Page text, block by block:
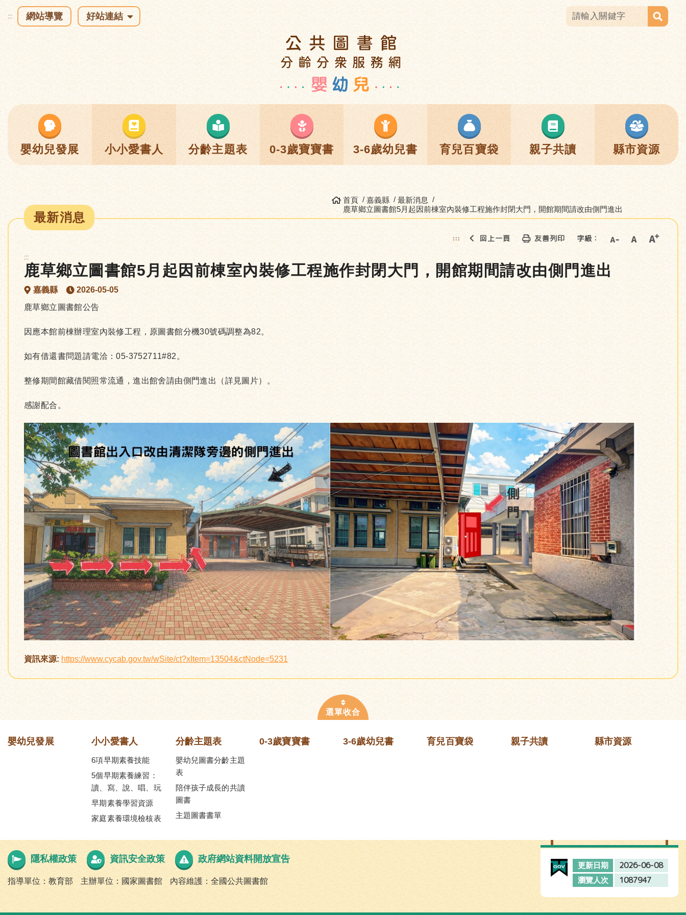
::: 網站導覽 好站連結
嬰幼兒發展 小小愛書人 分齡主題表 0-3歲寶寶書 3-6歲幼兒書 育兒百寶袋 親子共讀 縣市資源
首頁 嘉義縣
最新消息
鹿草鄉立圖書館5月起因前棟室內裝修工程施作封閉大門，開館期間請改由側門進出
最新消息
::: 回上一頁 友善列印 字級：
:::
鹿草鄉立圖書館5月起因前棟室內裝修工程施作封閉大門，開館期間請改由側門進出
嘉義縣
2026-05-05
鹿草鄉立圖書館公告
因應本館前棟辦理室內裝修工程，原圖書館分機30號碼調整為82。
如有借還書問題請電洽：05-3752711#82。
整修期間館藏借閱照常流通，進出館舍請由側門進出（詳見圖片）。
感謝配合。
資訊來源: https://www.cycab.gov.tw/wSite/ct?xItem=13504&ctNode=5231
嬰幼兒發展 小小愛書人
6項早期素養技能
5個早期素養練習：
讀、寫、說、唱、玩
早期素養學習資源
家庭素養環境檢核表
分齡主題表
嬰幼兒圖書分齡主題
表
陪伴孩子成長的共讀
圖書
主題圖書書單
0-3歲寶寶書 3-6歲幼兒書 育兒百寶袋 親子共讀 縣市資源
隱私權政策 資訊安全政策 政府網站資料開放宣告
指導單位：教育部 主辦單位：國家圖書館 內容維護：全國公共圖書館
更新日期 2026-06-08
瀏覽人次 1087947